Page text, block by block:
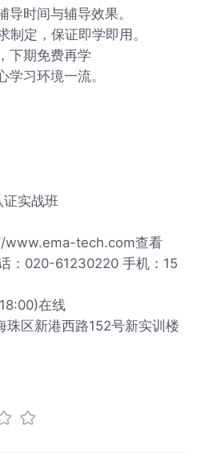
时间与辅导效果。
制定，保证即学即用。
下期免费再学
学习环境一流。
实战班
www.ema-tech.com查看
：020-61230220 手机：15
在线
珠区新港西路152号新实训楼